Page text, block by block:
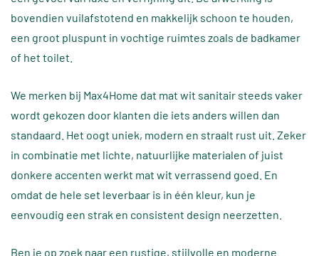
bovendien vuilafstotend en makkelijk schoon te houden,
een groot pluspunt in vochtige ruimtes zoals de badkamer
of het toilet.
We merken bij Max4Home dat mat wit sanitair steeds vaker
wordt gekozen door klanten die iets anders willen dan
standaard. Het oogt uniek, modern en straalt rust uit. Zeker
in combinatie met lichte, natuurlijke materialen of juist
donkere accenten werkt mat wit verrassend goed. En
omdat de hele set leverbaar is in één kleur, kun je
eenvoudig een strak en consistent design neerzetten.
Ben je op zoek naar een rustige, stijlvolle en moderne